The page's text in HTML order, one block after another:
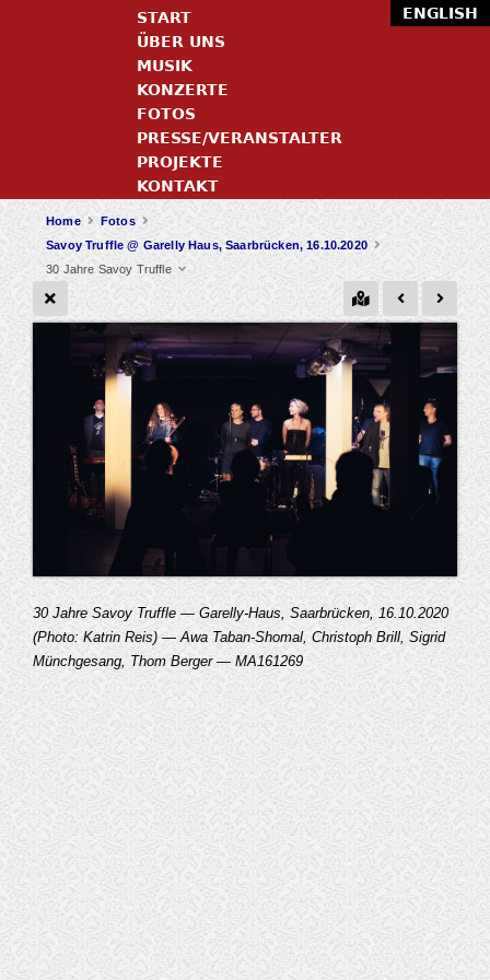
Home
Fotos
Savoy Truffle @ Garelly Haus, Saarbrücken, 16.10.2020
30 Jahre Savoy Truffle
30 Jahre Savoy Truffle — Garelly-Haus, Saarbrücken, 16.10.2020
(Photo: Katrin Reis) — Awa Taban-Shomal, Christoph Brill, Sigrid
Münchgesang, Thom Berger — MA161269
START
ÜBER UNS
MUSIK
KONZERTE
FOTOS
PRESSE/VERANSTALTER
PROJEKTE
KONTAKT
ENGLISH